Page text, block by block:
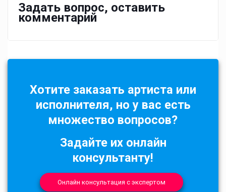
Задать вопрос, оставить
комментарий
Хотите заказать артиста или
исполнителя, но у вас есть
множество вопросов?
Задайте их онлайн
консультанту!
Онлайн консультация с экспертом